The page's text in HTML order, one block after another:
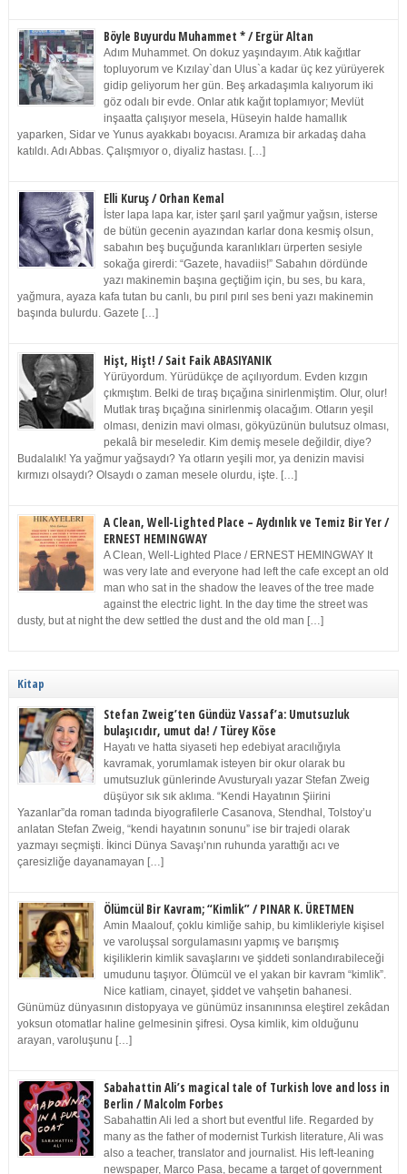
Böyle Buyurdu Muhammet * / Ergür Altan
Adım Muhammet. On dokuz yaşındayım. Atık kağıtlar
topluyorum ve Kızılay`dan Ulus`a kadar üç kez yürüyerek
gidip geliyorum her gün. Beş arkadaşımla kalıyorum iki
göz odalı bir evde. Onlar atık kağıt toplamıyor; Mevlüt
inşaatta çalışıyor mesela, Hüseyin halde hamallık
yaparken, Sidar ve Yunus ayakkabı boyacısı. Aramıza bir arkadaş daha
katıldı. Adı Abbas. Çalışmıyor o, diyaliz hastası. […]
Elli Kuruş / Orhan Kemal
İster lapa lapa kar, ister şarıl şarıl yağmur yağsın, isterse
de bütün gecenin ayazından karlar dona kesmiş olsun,
sabahın beş buçuğunda karanlıkları ürperten sesiyle
sokağa girerdi: “Gazete, havadiis!” Sabahın dördünde
yazı makinemin başına geçtiğim için, bu ses, bu kara,
yağmura, ayaza kafa tutan bu canlı, bu pırıl pırıl ses beni yazı makinemin
başında bulurdu. Gazete […]
Hişt, Hişt! / Sait Faik ABASIYANIK
Yürüyordum. Yürüdükçe de açılıyordum. Evden kızgın
çıkmıştım. Belki de tıraş bıçağına sinirlenmiştim. Olur, olur!
Mutlak tıraş bıçağına sinirlenmiş olacağım. Otların yeşil
olması, denizin mavi olması, gökyüzünün bulutsuz olması,
pekalâ bir meseledir. Kim demiş mesele değildir, diye?
Budalalık! Ya yağmur yağsaydı? Ya otların yeşili mor, ya denizin mavisi
kırmızı olsaydı? Olsaydı o zaman mesele olurdu, işte. […]
A Clean, Well-Lighted Place – Aydınlık ve Temiz Bir Yer /
ERNEST HEMINGWAY
A Clean, Well-Lighted Place / ERNEST HEMINGWAY It
was very late and everyone had left the cafe except an old
man who sat in the shadow the leaves of the tree made
against the electric light. In the day time the street was
dusty, but at night the dew settled the dust and the old man […]
Kitap
Stefan Zweig’ten Gündüz Vassaf’a: Umutsuzluk
bulaşıcıdır, umut da! / Türey Köse
Hayatı ve hatta siyaseti hep edebiyat aracılığıyla
kavramak, yorumlamak isteyen bir okur olarak bu
umutsuzluk günlerinde Avusturyalı yazar Stefan Zweig
düşüyor sık sık aklıma. “Kendi Hayatının Şiirini
Yazanlar”da roman tadında biyografilerle Casanova, Stendhal, Tolstoy’u
anlatan Stefan Zweig, “kendi hayatının sonunu” ise bir trajedi olarak
yazmayı seçmişti. İkinci Dünya Savaşı’nın ruhunda yarattığı acı ve
çaresizliğe dayanamayan […]
Ölümcül Bir Kavram; “Kimlik” / PINAR K. ÜRETMEN
Amin Maalouf, çoklu kimliğe sahip, bu kimlikleriyle kişisel
ve varoluşsal sorgulamasını yapmış ve barışmış
kişiliklerin kimlik savaşlarını ve şiddeti sonlandırabileceği
umudunu taşıyor. Ölümcül ve el yakan bir kavram “kimlik”.
Nice katliam, cinayet, şiddet ve vahşetin bahanesi.
Günümüz dünyasının distopyaya ve günümüz insanınınsa eleştirel zekâdan
yoksun otomatlar haline gelmesinin şifresi. Oysa kimlik, kim olduğunu
arayan, varoluşunu […]
Sabahattin Ali’s magical tale of Turkish love and loss in
Berlin / Malcolm Forbes
Sabahattin Ali led a short but eventful life. Regarded by
many as the father of modernist Turkish literature, Ali was
also a teacher, translator and journalist. His left-leaning
newspaper, Marco Pasa, became a target of government